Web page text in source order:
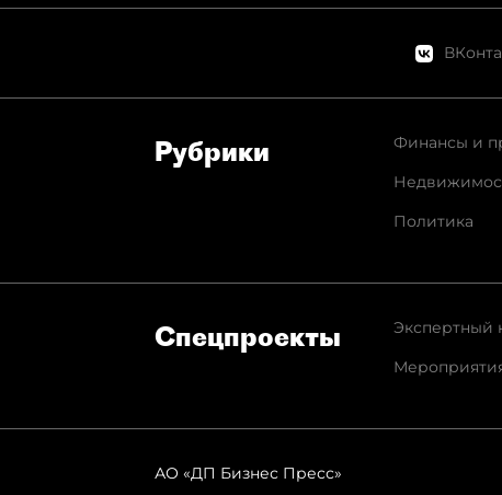
Рубрики
Финансы и
Политика
Спец­проекты
Экспертный
АО «ДП Бизнес Пресс»